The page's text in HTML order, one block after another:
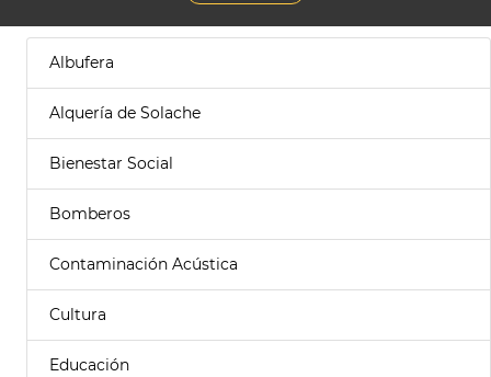
Albufera
Alquería de Solache
Bienestar Social
Bomberos
Contaminación Acústica
Cultura
Educación